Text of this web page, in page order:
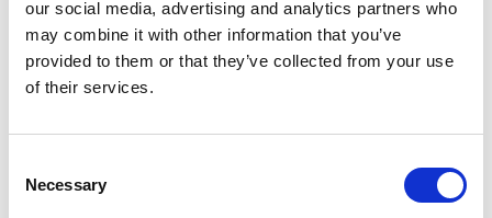
our social media, advertising and analytics partners who
may combine it with other information that you’ve
provided to them or that they’ve collected from your use
of their services.
Selection
Necessary
Nel primo semestre è aumentata fortemente la
costruzione di nuove abitazioni
Repubblica Ceca